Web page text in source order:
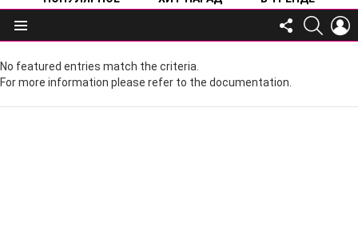
Меню
FOLLOW
US
No featured entries match the criteria.
For more information please refer to the documentation.